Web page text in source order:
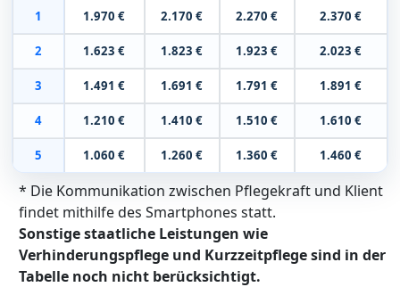
1 1.970 € 2.170 € 2.270 € 2.370 €
2 1.623 € 1.823 € 1.923 € 2.023 €
3 1.491 € 1.691 € 1.791 € 1.891 €
4 1.210 € 1.410 € 1.510 € 1.610 €
5 1.060 € 1.260 € 1.360 € 1.460 €
* Die Kommunikation zwischen Pflegekraft und Klient
findet mithilfe des Smartphones statt.
Sonstige staatliche Leistungen wie
Verhinderungspflege und Kurzzeitpflege sind in der
Tabelle noch nicht berücksichtigt.